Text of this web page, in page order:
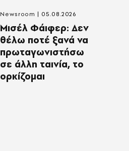
Μισέλ Φάιφερ: Δεν
θέλω ποτέ ξανά να
πρωταγωνιστήσω
σε άλλη ταινία, το
ορκίζομαι
Newsroom 05.08.2026